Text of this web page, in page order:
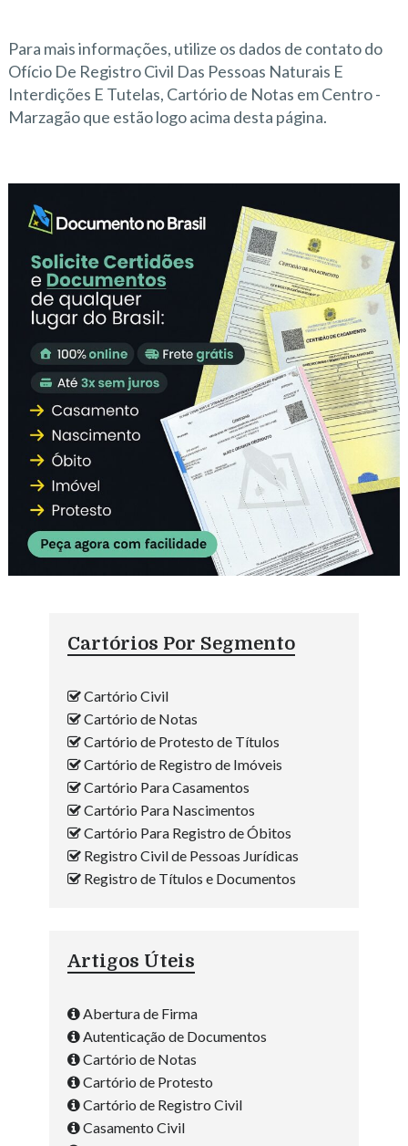
Para mais informações, utilize os dados de contato do
Ofício De Registro Civil Das Pessoas Naturais E
Interdições E Tutelas, Cartório de Notas em Centro -
Marzagão que estão logo acima desta página.
Cartórios Por Segmento
Cartório Civil
Cartório de Notas
Cartório de Protesto de Títulos
Cartório de Registro de Imóveis
Cartório Para Casamentos
Cartório Para Nascimentos
Cartório Para Registro de Óbitos
Registro Civil de Pessoas Jurídicas
Registro de Títulos e Documentos
Artigos Úteis
Abertura de Firma
Autenticação de Documentos
Cartório de Notas
Cartório de Protesto
Cartório de Registro Civil
Casamento Civil